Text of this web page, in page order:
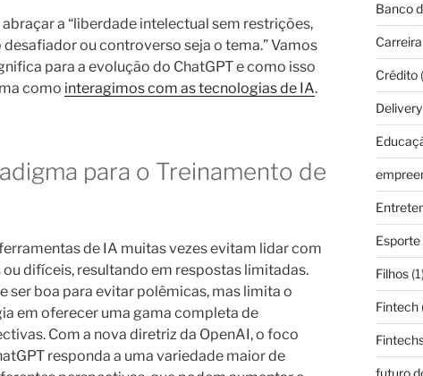
a “liberdade intelectual sem restrições,
ou controverso seja o tema.” Vamos
para a evolução do ChatGPT e como isso
como interagimos com as tecnologias de IA.
para o Treinamento de
de IA muitas vezes evitam lidar com
difíceis, resultando em respostas limitadas.
ser boa para evitar polêmicas, mas limita o
em oferecer uma gama completa de
Com a nova diretriz da OpenAI, o foco
responda a uma variedade maior de
Banco
Carreira
Crédito
Delivery
Esporte
Filhos(1)
Fintech